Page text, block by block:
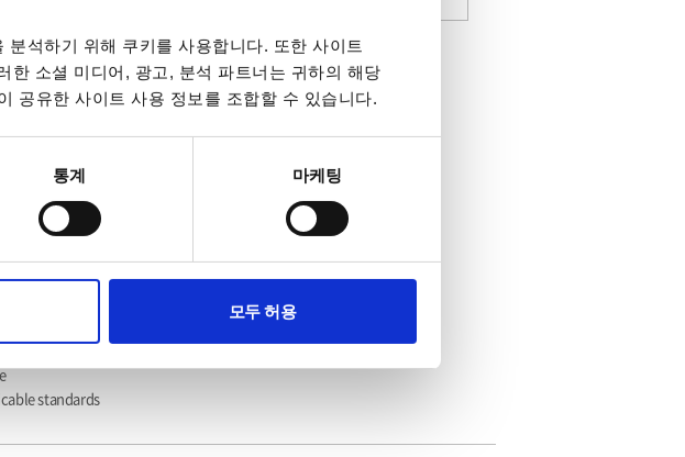
석하기 위해 쿠키를 사용합니다. 또한 사이트
한 소셜 미디어, 광고, 분석 파트너는 귀하의 해당
공유한 사이트 사용 정보를 조합할 수 있습니다.
통계 마케팅
모두 허용
accessory, making control convenient and flexible
standards